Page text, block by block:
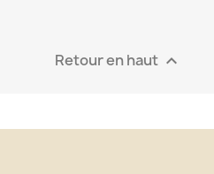
Retour en haut 